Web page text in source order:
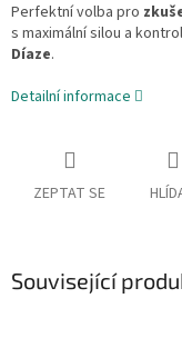
Perfektní volba pro
s maximální silou a
Díaze.
Detailní informace
ZEPTAT SE
Související